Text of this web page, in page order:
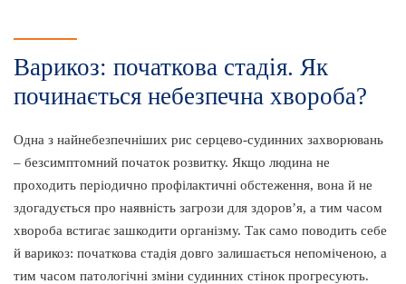
Варикоз: початкова стадія. Як
починається небезпечна хвороба?
Одна з найнебезпечніших рис серцево-судинних захворювань
– безсимптомний початок розвитку. Якщо людина не
проходить періодично профілактичні обстеження, вона й не
здогадується про наявність загрози для здоров’я, а тим часом
хвороба встигає зашкодити організму. Так само поводить себе
й варикоз: початкова стадія довго залишається непоміченою, а
тим часом патологічні зміни судинних стінок прогресують.